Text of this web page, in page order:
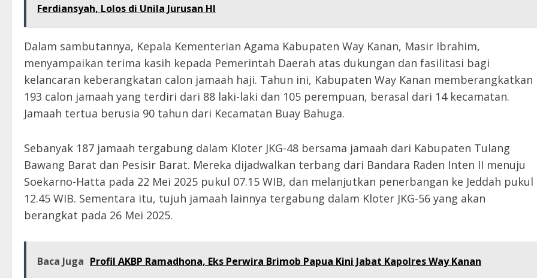
Ferdiansyah, Lolos di Unila Jurusan HI
Dalam sambutannya, Kepala Kementerian Agama Kabupaten Way Kanan, Masir Ibrahim,
menyampaikan terima kasih kepada Pemerintah Daerah atas dukungan dan fasilitasi bagi
kelancaran keberangkatan calon jamaah haji. Tahun ini, Kabupaten Way Kanan memberangkatkan
193 calon jamaah yang terdiri dari 88 laki-laki dan 105 perempuan, berasal dari 14 kecamatan.
Jamaah tertua berusia 90 tahun dari Kecamatan Buay Bahuga.
Sebanyak 187 jamaah tergabung dalam Kloter JKG-48 bersama jamaah dari Kabupaten Tulang
Bawang Barat dan Pesisir Barat. Mereka dijadwalkan terbang dari Bandara Raden Inten II menuju
Soekarno-Hatta pada 22 Mei 2025 pukul 07.15 WIB, dan melanjutkan penerbangan ke Jeddah pukul
12.45 WIB. Sementara itu, tujuh jamaah lainnya tergabung dalam Kloter JKG-56 yang akan
berangkat pada 26 Mei 2025.
Baca Juga Profil AKBP Ramadhona, Eks Perwira Brimob Papua Kini Jabat Kapolres Way Kanan